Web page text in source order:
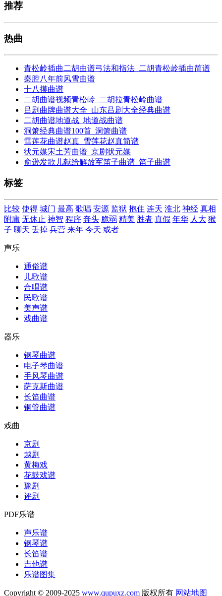
推荐
热曲
青松岭插曲二胡曲谱弓法和指法_二胡青松岭插曲简谱
秦腔八年前风雪曲谱
十八摸曲谱
二胡曲谱视频青松岭_二胡拉青松岭曲谱
吕剧曲牌曲谱大全_山东吕剧大全经典曲谱
二胡曲谱地道战_地道战曲谱
洞箫经典曲谱100首_洞箫曲谱
雪莲花曲谱赵真_雪莲花赵真简谱
状元媒宋土芳曲谱_京剧状元媒
俞逊发歌儿献给解放军笛子曲谱_笛子曲谱
标签
比较 使得 城门 最高 歌唱 安源 监狱 抱住 连天 淮北 神经 真相
附庸 无休止 神智 程序 奔头 脆弱 精美 胜者 真假 年华 人大 猴
子 聊天 丢掉 兵营 来年 今天 或者
声乐
通俗谱
儿歌谱
合唱谱
民歌谱
美声谱
戏曲谱
器乐
钢琴曲谱
电子琴曲谱
手风琴曲谱
萨克斯曲谱
长笛曲谱
铜管曲谱
戏曲
京剧
越剧
黄梅戏
花鼓戏谱
豫剧
评剧
PDF乐谱
声乐谱
钢琴谱
长笛谱
吉他谱
乐谱图集
Copyright © 2009-2025 www.qupuxz.com 版权所有 网站地图